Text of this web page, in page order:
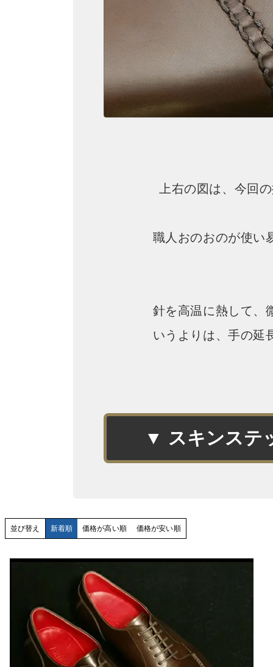
上右の図は、今回
職人おのおのが使い
針を高温に熱して、
いうよりは、手の延
▼ スキンステ
並び替え 新着順 価格が高い順 価格が安い順